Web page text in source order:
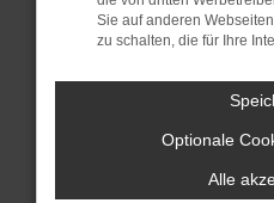
Sicherheitsrisiko,
führen, dass
Wende dich an den
Wenn du alle oben
hast, kontaktiere uns
versuchen, das
Sie auf anderen
zu schalten, die für Ihre
Optionale
Alle